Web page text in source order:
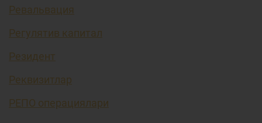
Ревальвация
Регулятив капитал
Резидент
Реквизитлар
РЕПО операциялари